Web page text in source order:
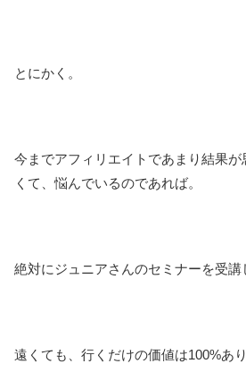
とにかく。
今までアフィリエイトであまり結果
くて、悩んでいるのであれば。
絶対にジュニアさんのセミナーを受講
遠くても、行くだけの価値は100%あり